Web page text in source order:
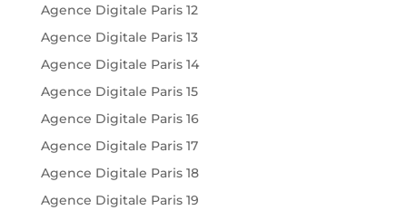
Agence Digitale Paris 12
Agence Digitale Paris 13
Agence Digitale Paris 14
Agence Digitale Paris 15
Agence Digitale Paris 16
Agence Digitale Paris 17
Agence Digitale Paris 18
Agence Digitale Paris 19